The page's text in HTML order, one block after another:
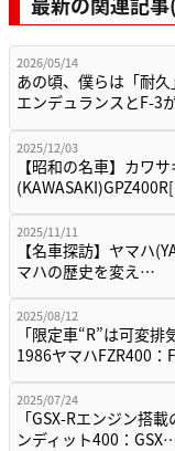
2026/05/14
あの頃、僕らは「耐
エンデュランスとF-3
2025/12/03
【昭和の名車】カワサ
2025/11/11
【名車探訪】ヤマハ
マハの歴史を変え…
2025/08/12
「限定車“R”は可変排
1986ヤマハFZR400
2025/07/24
「GSX-Rエンジン搭
ンディット400：